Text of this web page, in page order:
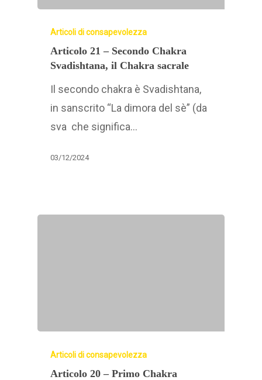
Articoli di consapevolezza
Articolo 21 – Secondo Chakra
Svadishtana, il Chakra sacrale
Il secondo chakra è Svadishtana,
in sanscrito “La dimora del sè” (da
sva che significa…
03/12/2024
Articoli di consapevolezza
Articolo 20 – Primo Chakra